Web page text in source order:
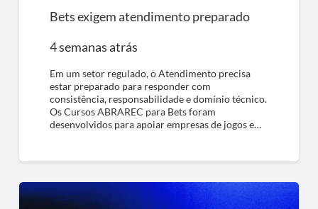
Bets exigem atendimento preparado
4 semanas atrás
Em um setor regulado, o Atendimento precisa
estar preparado para responder com
consistência, responsabilidade e domínio técnico.
Os Cursos ABRAREC para Bets foram
desenvolvidos para apoiar empresas de jogos e…